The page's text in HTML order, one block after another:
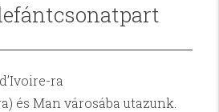
ra
és Man városába utazunk.